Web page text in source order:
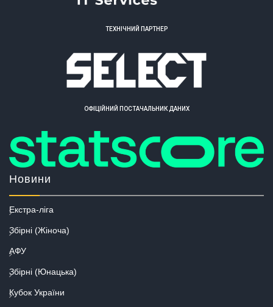
ТЕХНІЧНИЙ ПАРТНЕР
ОФІЦІЙНИЙ ПОСТАЧАЛЬНИК ДАНИХ
Новини
Екстра-ліга
Збірні (Жіноча)
АФУ
Збірні (Юнацька)
Кубок України